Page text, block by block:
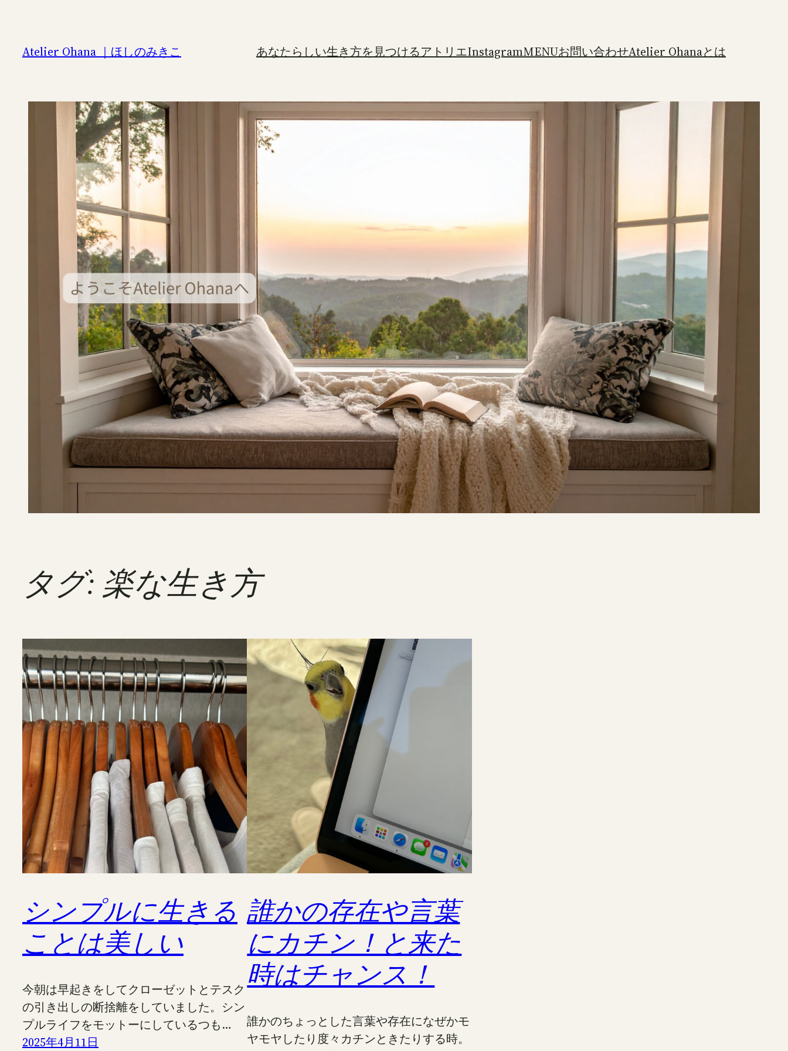
Atelier Ohana ｜ほしのみきこ あなたらしい生き方を見つけるアトリエInstagramMENUお問い合わせAtelier Ohanaとは
タグ: 楽な生き方
シンプルに生きる
ことは美しい
今朝は早起きをしてクローゼットとテスク
の引き出しの断捨離をしていました。シン
プルライフをモットーにしているつも…
2025年4月11日
誰かの存在や言葉
にカチン！と来た
時はチャンス！
誰かのちょっとした言葉や存在になぜかモ
ヤモヤしたり度々カチンときたりする時。